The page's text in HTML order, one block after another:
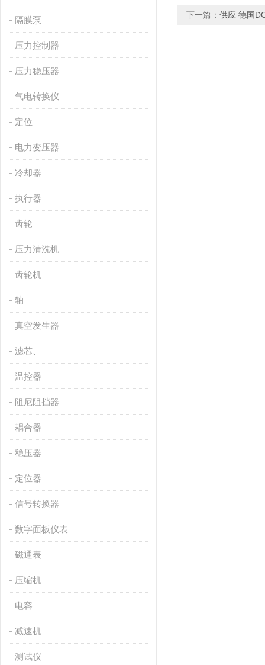
隔膜泵
压力控制器
压力稳压器
气电转换仪
定位
电力变压器
冷却器
执行器
齿轮
压力清洗机
齿轮机
轴
真空发生器
滤芯、
温控器
阻尼阻挡器
耦合器
稳压器
定位器
信号转换器
数字面板仪表
磁通表
压缩机
电容
减速机
测试仪
下一篇： 供应 德国